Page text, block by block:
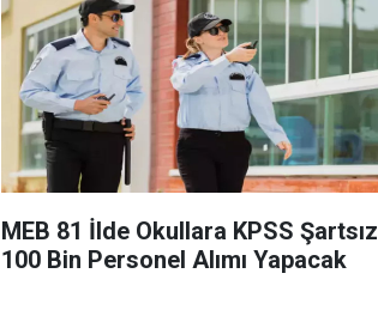
MEB 81 İlde Okullara KPSS Şartsız
100 Bin Personel Alımı Yapacak